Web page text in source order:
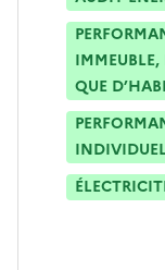
IMMEUBLE,
QUE